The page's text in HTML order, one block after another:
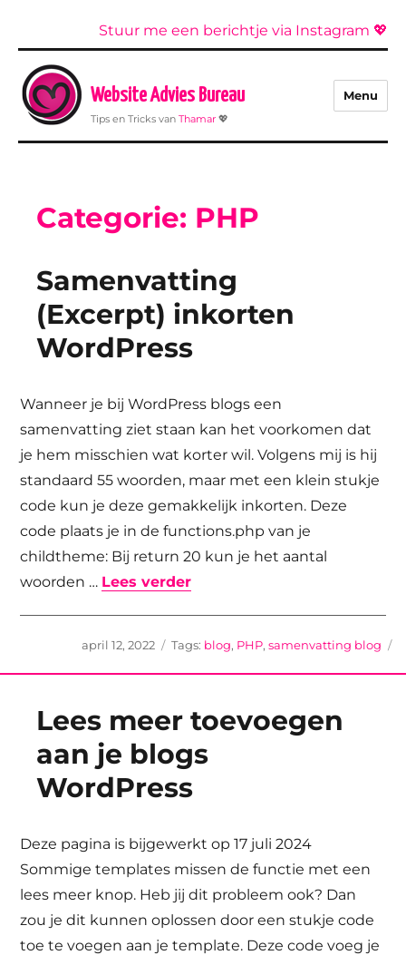
Stuur me een berichtje via Instagram 💖
Website Advies Bureau
Tips en Tricks vanThamar 💖
Menu
Categorie: PHP
Samenvatting
(Excerpt) inkorten
WordPress
Wanneer je bij WordPress blogs een
samenvatting ziet staan kan het voorkomen dat
je hem misschien wat korter wil. Volgens mij is hij
standaard 55 woorden, maar met een klein stukje
code kun je deze gemakkelijk inkorten. Deze
code plaats je in de functions.php van je
childtheme: Bij return 20 kun je het aantal
woorden … Lees verder“Samenvatting (Excerpt)
Geplaatst
april 12, 2022 Tags
blog, PHP, samenvatting blog
Lees meer toevoegen
aan je blogs
WordPress
Deze pagina is bijgewerkt op 17 juli 2024
Sommige templates missen de functie met een
lees meer knop. Heb jij dit probleem ook? Dan
zou je dit kunnen oplossen door een stukje code
toe te voegen aan je template. Deze code voeg je